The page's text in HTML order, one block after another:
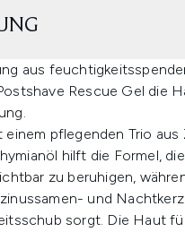
aus
Rescue Gel die
pflegenden Trio aus
hilft die Formel,
zu beruhigen,
und
sorgt. Die Haut